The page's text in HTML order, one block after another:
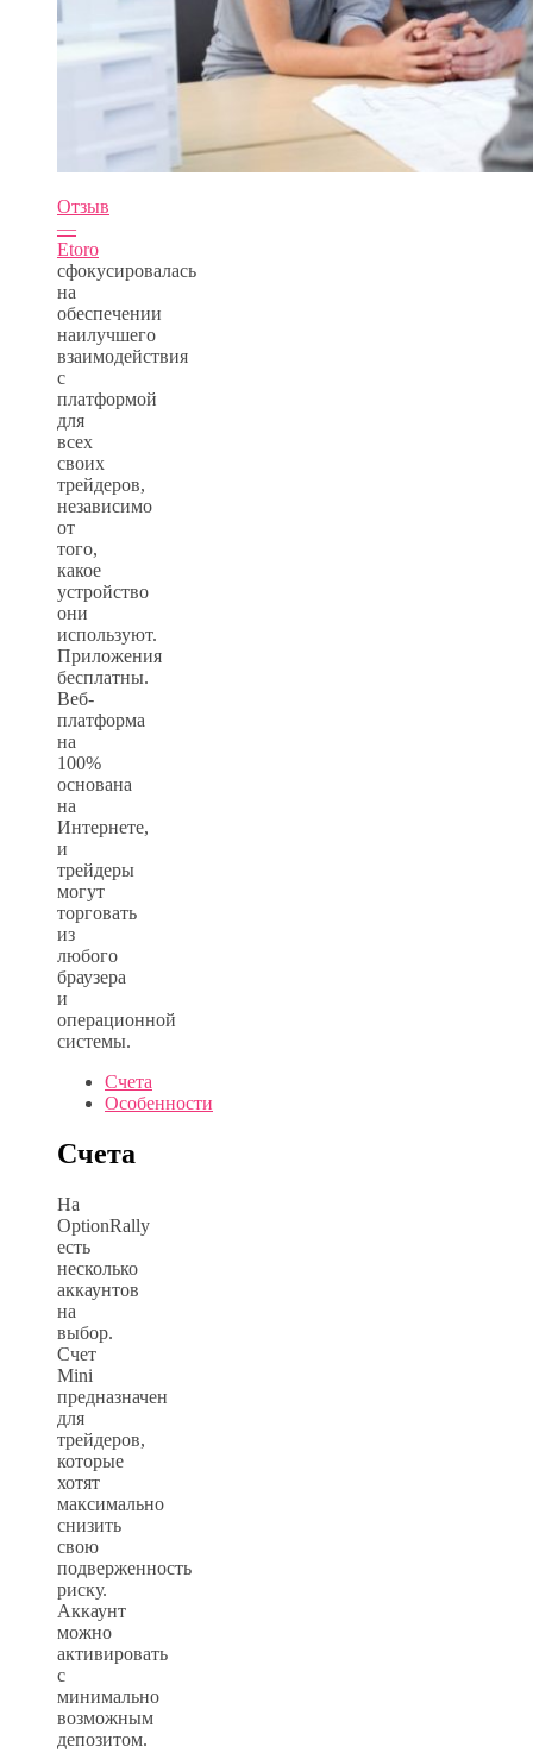
Отзыв
—
Etoro
сфокусировалась
на
обеспечении
наилучшего
взаимодействия
с
платформой
для
всех
своих
трейдеров,
независимо
от
того,
какое
устройство
они
используют.
Приложения
бесплатны.
Веб-
платформа
на
100%
основана
на
Интернете,
и
трейдеры
могут
торговать
из
любого
браузера
и
операционной
системы.
Счета
Особенности
Счета
На
OptionRally
есть
несколько
аккаунтов
на
выбор.
Счет
Mini
предназначен
для
трейдеров,
которые
хотят
максимально
снизить
свою
подверженность
риску.
Аккаунт
можно
активировать
с
минимально
возможным
депозитом.